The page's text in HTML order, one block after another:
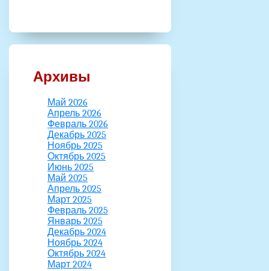
Архивы
Май 2026
Апрель 2026
Февраль 2026
Декабрь 2025
Ноябрь 2025
Октябрь 2025
Июнь 2025
Май 2025
Апрель 2025
Март 2025
Февраль 2025
Январь 2025
Декабрь 2024
Ноябрь 2024
Октябрь 2024
Март 2024